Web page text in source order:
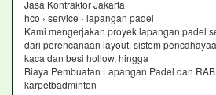
Jasa Kontraktor Jakarta
hco › service › lapangan padel
Kami mengerjakan proyek lapangan padel
dari perencanaan layout, sistem
kaca dan besi hollow, hingga
Biaya Pembuatan Lapangan Padel dan
karpetbadminton